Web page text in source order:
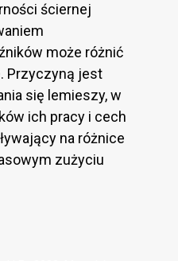
ściernej
może różnić
Przyczyną jest
się lemieszy, w
ich pracy i cech
na różnice
zużyciu